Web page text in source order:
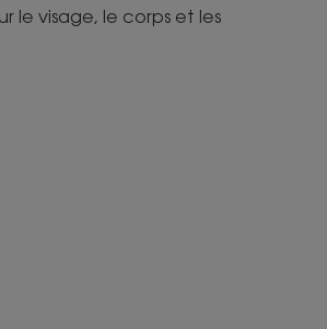
le visage, le corps et les